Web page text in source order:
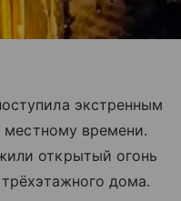
экстренным
местному времени.
открытый огонь
дома.